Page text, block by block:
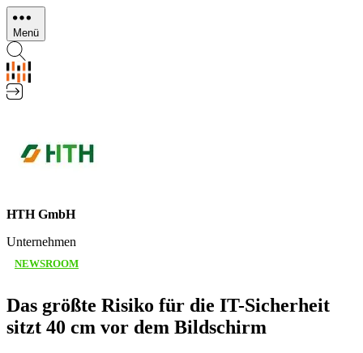
Direkt
zum
Inhalt
Menü
HTH GmbH
Unternehmen
NEWSROOM
Das größte Risiko für die IT-Sicherheit
sitzt 40 cm vor dem Bildschirm